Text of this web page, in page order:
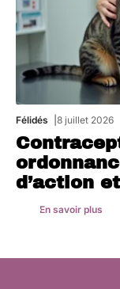
Félidés 8 juillet 2026
d’action
En savoir plus